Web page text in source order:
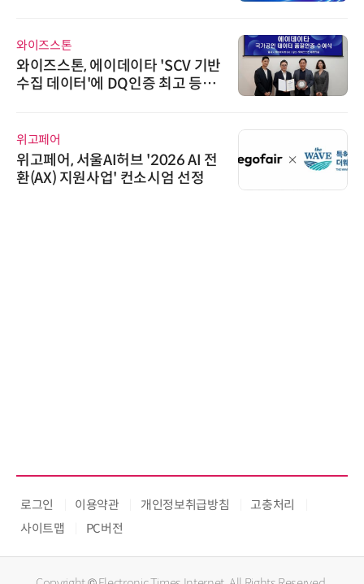
와이즈스톤
와이즈스톤, 에이데이타 'SCV 기반
수집 데이터'에 DQ인증 최고 등급
위고페어
위고페어, 서울AI허브 '2026 AI 전
환(AX) 지원사업' 컨소시엄 선정
로그인 이용약관 개인정보취급방침
고충처리
사이트맵
PC버전